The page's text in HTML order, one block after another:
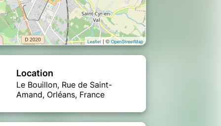
Leaflet| © OpenStreetMap
Location
Le Bouillon, Rue de Saint-
Amand, Orléans, France